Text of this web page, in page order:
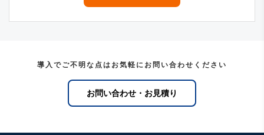
導入でご不明な点はお気軽にお問い合わせください
お問い合わせ・お見積り